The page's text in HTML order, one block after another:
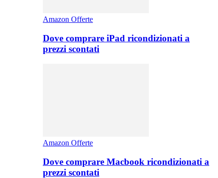
Amazon Offerte
Dove comprare iPad ricondizionati a
prezzi scontati
Amazon Offerte
Dove comprare Macbook ricondizionati a
prezzi scontati